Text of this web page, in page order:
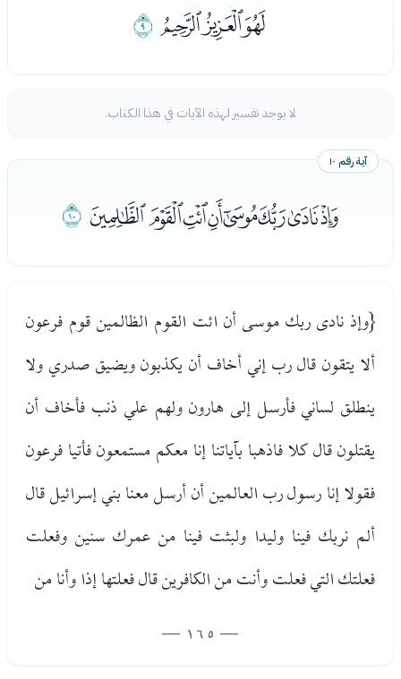
ﮘﮙﮚﮛ
لا يوجد تفسير لهذه الآيات في هذا الكتاب.
آية رقم ١٠
ﮜﮝﮞﮟﮠﮡﮢﮣﮤ
{وإذ نادى ربك موسى أن ائت القوم الظالمين قوم فرعون
ألا يتقون قال رب إني أخاف أن يكذبون ويضيق صدري ولا
ينطلق لساني فأرسل إلى هارون ولهم علي ذنب فأخاف أن
يقتلون قال كلا فاذهبا بآياتنا إنا معكم مستمعون فأتيا فرعون
فقولا إنا رسول رب العالمين أن أرسل معنا بني إسرائيل قال
ألم نربك فينا وليدا ولبثت فينا من عمرك سنين وفعلت
فعلتك التي فعلت وأنت من الكافرين قال فعلتها إذا وأنا من
— 165 —